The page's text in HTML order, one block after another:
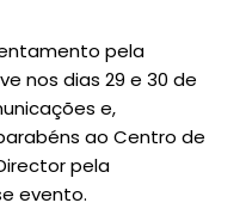
pela
nos dias 29 e 30 de
e,
ao Centro de
pela
evento.